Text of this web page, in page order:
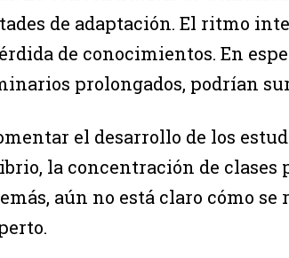
de adaptación. El ritmo
de conocimientos. En
prolongados, podrían
el desarrollo de los
la concentración de
aún no está claro cómo